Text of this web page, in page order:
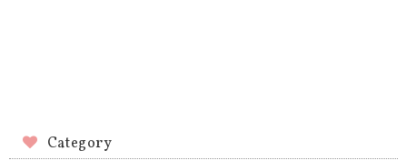
Category